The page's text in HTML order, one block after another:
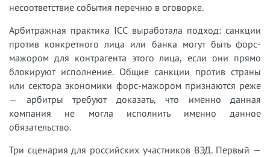
несоответствие события перечню в оговорке.
Арбитражная практика ICC выработала подход: санкции
против конкретного лица или банка могут быть форс-
мажором для контрагента этого лица, если они прямо
блокируют исполнение. Общие санкции против страны
или сектора экономики форс-мажором признаются реже
— арбитры требуют доказать, что именно данная
компания не могла исполнить именно данное
обязательство.
Три сценария для российских участников ВЭД. Первый —